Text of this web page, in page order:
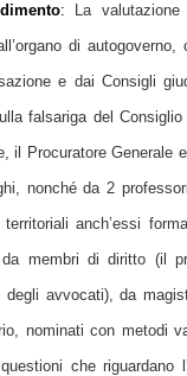
:
La
di
e dai Consigli
falsariga del
il Procuratore Generale
nonché da 2
territoriali anch’essi
membri di diritto (il
degli avvocati), da
nominati con metodi
che riguardano